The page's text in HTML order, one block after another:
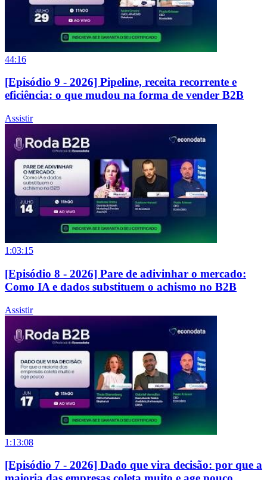
44:16
[Episódio 9 - 2026] Pipeline, receita recorrente e
eficiência: o que mudou na forma de vender B2B
Assistir
1:03:15
[Episódio 8 - 2026] Pare de adivinhar o mercado:
Como IA e dados substituem o achismo no B2B
Assistir
1:13:08
[Episódio 7 - 2026] Dado que vira decisão: por que a